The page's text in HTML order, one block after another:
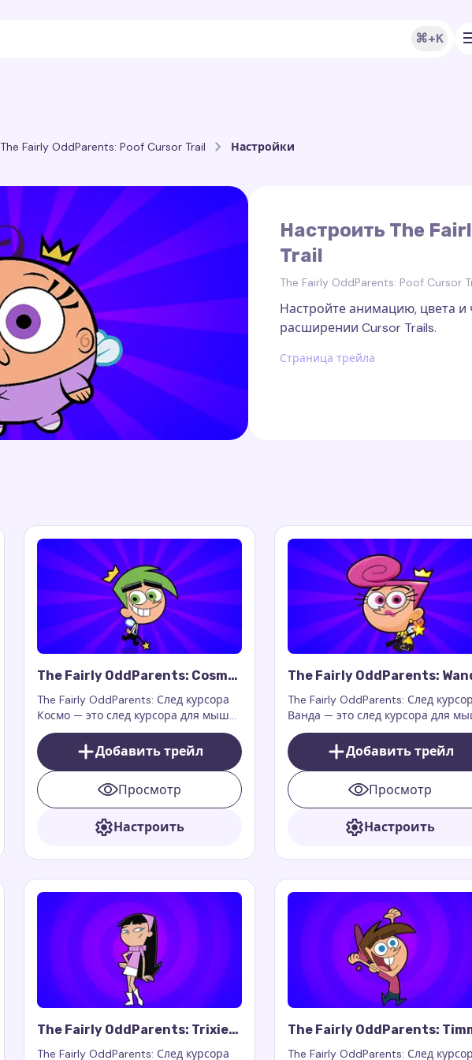
⌘+K
The Fairly OddParents: Poof Cursor Trail Настройки
Настроить The
Trail
The Fairly OddParents: Poof Cursor
Настройте анимацию, цвета
расширении Cursor Trails.
Страница трейла
The Fairly OddParents: Cosmo
Cursor Trail
The Fairly OddParents: След курсора
Космо — это след курсора для мыши,
который добавляет магию, юмор и
веселье вашему браузеру. Это
дополнение работает с
расширениями Custom Cursor Trail
или Cursor Trails for Chrome и
функционирует исключительно на
веб-страницах.
Добавить трейл
Просмотр
Настроить
The Fairly OddParents:
Cursor Trail
The Fairly OddParents: След
Ванда — это след курсора для
который добавляет вашему
нотку очарования, тепла и
организованности, присущих
любимой фее из культового
мультсериала.
Добавить трейл
Просмотр
Настроить
The Fairly OddParents: Trixie
Tang Cursor Trail
The Fairly OddParents: След курсора
The Fairly OddParents:
Turner Cursor Trail
The Fairly OddParents: След